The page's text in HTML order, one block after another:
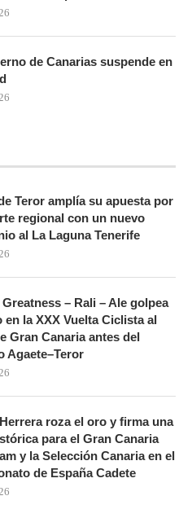
de Canarias suspende en
Teror amplía su apuesta por
regional con un nuevo
al La Laguna Tenerife
– Rali – Ale golpea
en la XXX Vuelta Ciclista al
Gran Canaria antes del
Agaete–Teror
roza el oro y firma una
para el Gran Canaria
y la Selección Canaria en el
de España Cadete